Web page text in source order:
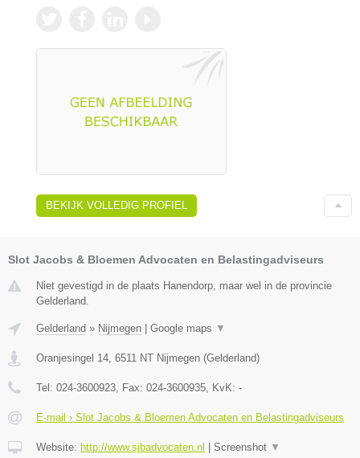
BEKIJK VOLLEDIG PROFIEL
Slot Jacobs & Bloemen Advocaten en Belastingadviseurs
Niet gevestigd in de plaats Hanendorp, maar wel in de provincie
Gelderland.
Gelderland » Nijmegen Google maps ▼
Oranjesingel 14, 6511 NT Nijmegen (Gelderland)
Tel: 024-3600923, Fax: 024-3600935, KvK: -
E-mail › Slot Jacobs & Bloemen Advocaten en Belastingadviseurs
Website: http://www.sjbadvocaten.nl Screenshot ▼